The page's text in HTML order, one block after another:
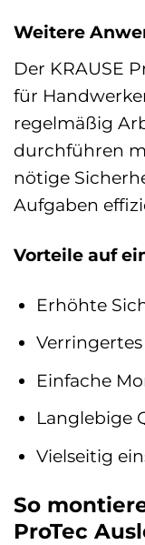
Weitere
Der KRAUSE
für
regelmäßig
durchführen
nötige
Aufgaben
Vorteile auf
Erhöhte
Einfache
Langlebige
Vielseitig
So
ProTec